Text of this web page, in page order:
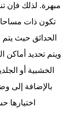
مبهرة. لذلك فإن
تكون ذات
الحدائق حيث
ويتم تحديد
الخشبية أو
بالإضافة إلى